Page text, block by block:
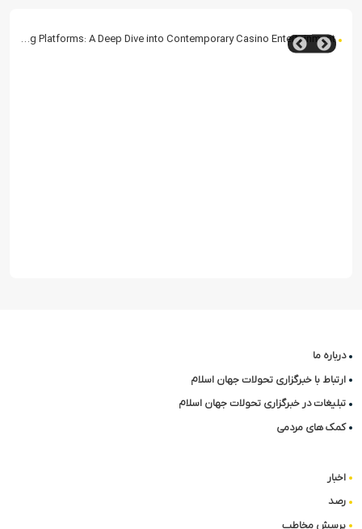
The Rise of Modern Online Gaming Platforms: A Deep Dive into Contemporary
درباره ما
ارتباط با خبرگزاری تحولات جهان اسلام
تبلیغات در خبرگزاری تحولات جهان اسلام
کمک های مردمی
اخبار
رصد
پرسش مخاطب